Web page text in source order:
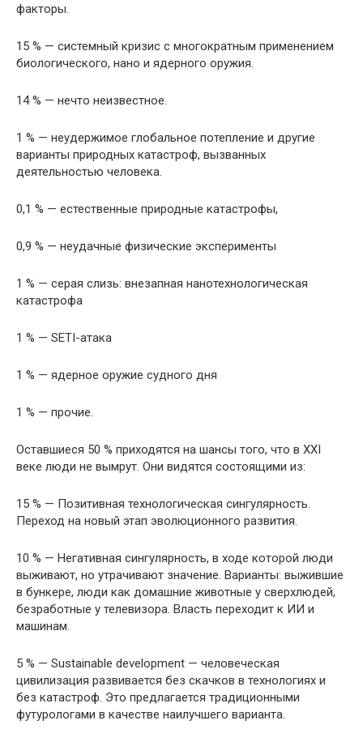
факторы.
15 % — системный кризис с многократным применением
биологического, нано и ядерного оружия.
14 % — нечто неизвестное.
1 % — неудержимое глобальное потепление и другие
варианты природных катастроф, вызванных
деятельностью человека.
0,1 % — естественные природные катастрофы,
0,9 % — неудачные физические эксперименты
1 % — серая слизь: внезапная нанотехнологическая
катастрофа
1 % — SETI-атака
1 % — ядерное оружие судного дня
1 % — прочие.
Оставшиеся 50 % приходятся на шансы того, что в XXI
веке люди не вымрут. Они видятся состоящими из:
15 % — Позитивная технологическая сингулярность.
Переход на новый этап эволюционного развития.
10 % — Негативная сингулярность, в ходе которой люди
выживают, но утрачивают значение. Варианты: выжившие
в бункере, люди как домашние животные у сверхлюдей,
безработные у телевизора. Власть переходит к ИИ и
машинам.
5 % — Sustainable development — человеческая
цивилизация развивается без скачков в технологиях и
без катастроф. Это предлагается традиционными
футурологами в качестве наилучшего варианта.